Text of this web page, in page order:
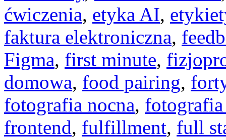
ćwiczenia, etyka AI,
faktura elektroniczna,
Figma, first minute,
domowa, food pairing,
fotografia nocna,
frontend, fulfillment, full